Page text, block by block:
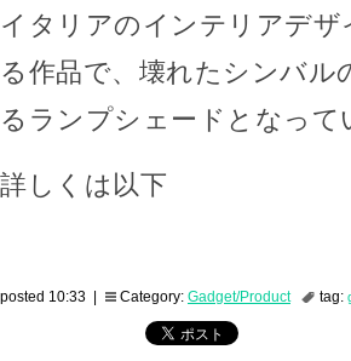
イタリアのインテリアデ
る作品で、壊れたシンバ
るランプシェードとなって
詳しくは以下
posted 10:33 | Category: Gadget/Product tag: